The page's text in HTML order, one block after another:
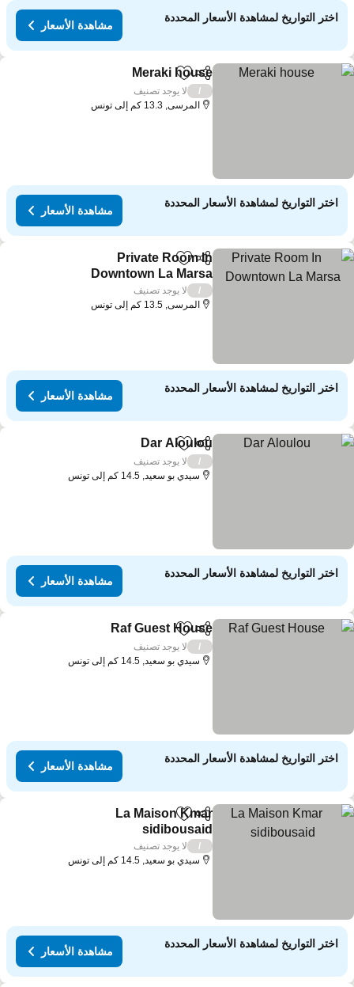
اختر التواريخ لمشاهدة الأسعار المحددة
مشاهدة الأسعار
مشاركةAdd to favorites
Meraki house
لا يوجد تصنيف
المرسى, 13.3 كم إلى تونس
اختر التواريخ لمشاهدة الأسعار المحددة
مشاهدة الأسعار
مشاركةAdd to favorites
Private Room In
Downtown La Marsa
لا يوجد تصنيف
المرسى, 13.5 كم إلى تونس
اختر التواريخ لمشاهدة الأسعار المحددة
مشاهدة الأسعار
مشاركةAdd to favorites
Dar Aloulou
لا يوجد تصنيف
سيدي بو سعيد, 14.5 كم إلى تونس
اختر التواريخ لمشاهدة الأسعار المحددة
مشاهدة الأسعار
مشاركةAdd to favorites
Raf Guest House
لا يوجد تصنيف
سيدي بو سعيد, 14.5 كم إلى تونس
اختر التواريخ لمشاهدة الأسعار المحددة
مشاهدة الأسعار
مشاركةAdd to favorites
La Maison Kmar
sidibousaid
لا يوجد تصنيف
سيدي بو سعيد, 14.5 كم إلى تونس
اختر التواريخ لمشاهدة الأسعار المحددة
مشاهدة الأسعار